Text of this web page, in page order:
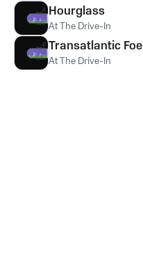
Hourglass
At The Drive-In
Transatlantic Foe
At The Drive-In